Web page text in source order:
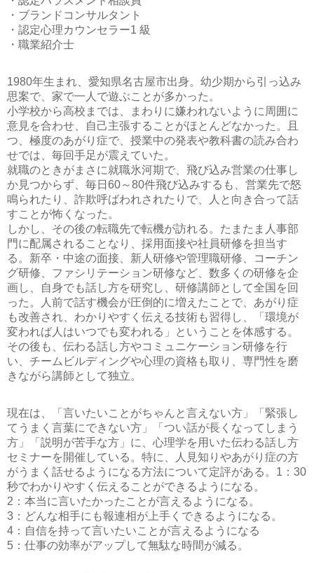
・ブランドコンサルタント
・認定心理カウンセラー1 級
・職業紹介士
1980年生まれ、愛知県名古屋市出身。幼少期から引っ込み
思案で、家で一人で遊ぶことが多かった。
小学校から高校までは、まわりに嫌われないように周囲に
意見を合わせ、自己主張することがほとんどなかった。且
つ、極度のあがり症で、授業中の発表や教科書の読み合わ
せでは、毎回手足が震えていた。
就職のときがまさに就職氷河期で、飛び込み営業の仕事し
か見つからず、毎日60～80件飛び込みするも、営業先で怒
鳴られたり、詐欺呼ばわれされたりで、人と向き合って話
すことが怖くなった。
しかし、その後の転職先で転機が訪れる。たまたま人事部
門に配属されることなり、採用面接や社員研修を担当す
る。新卒・中途の面接、新人研修や管理職研修、コーチン
グ研修、ファシリテーション研修など、数多くの研修を企
画し、自身でも話し方を研究し、研修講師として全国を回
った。人前で話す機会が圧倒的に増えたことで、あがり症
も改善され、わかりやすく伝える技術も習得し、「環境が
変われば人はいつでも変われる」ということを体感する。
その後も、伝わる話し方やコミュニケーション研修を行
い、チームビルディングや心理の資格も取り、専門性を磨
きながら講師として独立。
現在は、「言いたいことがちゃんと言えない方」「緊張し
てうまく言葉にできない方」「つい話が長くなってしまう
方」「説明が苦手な方」に、心理学を用いた伝わる話し方
セミナーを開催している。特に、人見知りやあがり症の方
がうまく話せるようになる方法について定評がある。 1：30
秒でわかりやすく伝えることができるようになる。
2：本当に言いたかったことが言えるようになる。
3：どんな相手にも報連相が上手くできるようになる。
4：自信を持って言いたいことが言えるようになる
5：仕事の効率がアップして無駄な時間が減る。